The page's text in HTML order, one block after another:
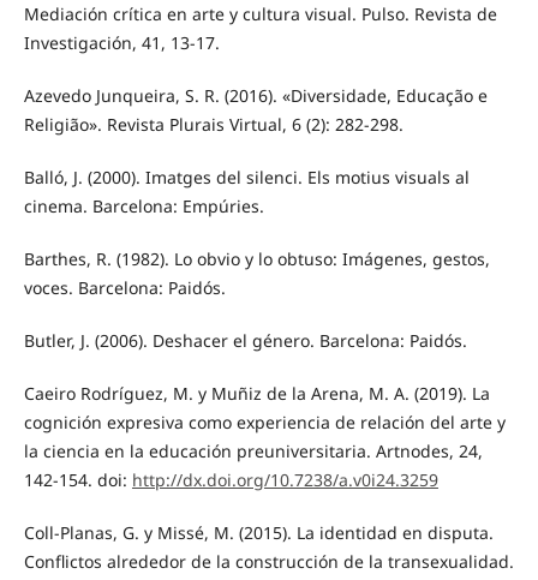
Mediación crítica en arte y cultura visual. Pulso. Revista de
Investigación, 41, 13-17.
Azevedo Junqueira, S. R. (2016). «Diversidade, Educação e
Religião». Revista Plurais Virtual, 6 (2): 282-298.
Balló, J. (2000). Imatges del silenci. Els motius visuals al
cinema. Barcelona: Empúries.
Barthes, R. (1982). Lo obvio y lo obtuso: Imágenes, gestos,
voces. Barcelona: Paidós.
Butler, J. (2006). Deshacer el género. Barcelona: Paidós.
Caeiro Rodríguez, M. y Muñiz de la Arena, M. A. (2019). La
cognición expresiva como experiencia de relación del arte y
la ciencia en la educación preuniversitaria. Artnodes, 24,
142-154. doi: http://dx.doi.org/10.7238/a.v0i24.3259
Coll-Planas, G. y Missé, M. (2015). La identidad en disputa.
Conflictos alrededor de la construcción de la transexualidad.